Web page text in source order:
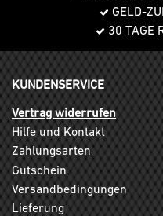
GELD-
30 TAGE
KUNDENSERVICE
Vertrag widerrufen
Hilfe und Kontakt
Zahlungsarten
Gutschein
Versandbedingungen
Lieferung